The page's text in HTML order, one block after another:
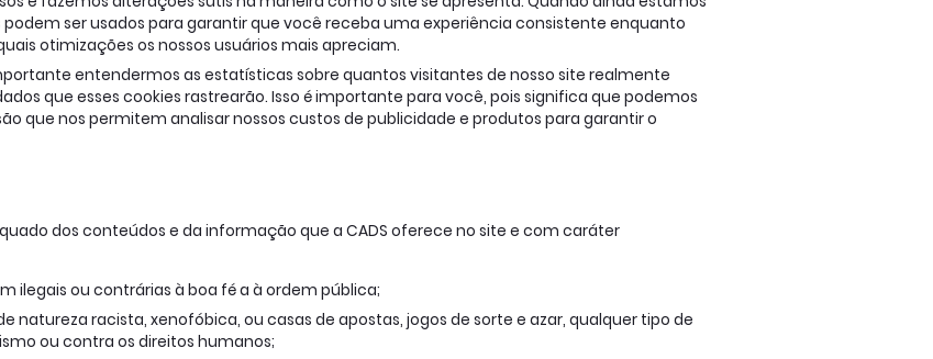
podem ser usados ​​para garantir que você receba uma experiência consistente enquanto
otimizações os nossos usuários mais apreciam.
entendermos as estatísticas sobre quantos visitantes de nosso site realmente
que esses cookies rastrearão. Isso é importante para você, pois significa que podemos
que nos permitem analisar nossos custos de publicidade e produtos para garantir o
dos conteúdos e da informação que a CADS oferece no site e com caráter
ilegais ou contrárias à boa fé a à ordem pública;
natureza racista, xenofóbica, ou casas de apostas, jogos de sorte e azar, qualquer tipo de
ou contra os direitos humanos;